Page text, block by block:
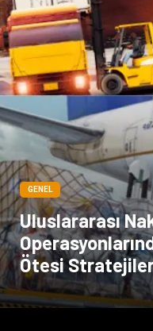
GENEL
Uluslararası
Ötesi